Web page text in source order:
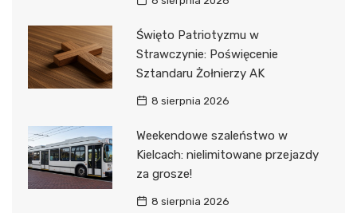
Święto Patriotyzmu w
Strawczynie: Poświęcenie
Sztandaru Żołnierzy AK
8 sierpnia 2026
Weekendowe szaleństwo w
Kielcach: nielimitowane przejazdy
za grosze!
8 sierpnia 2026